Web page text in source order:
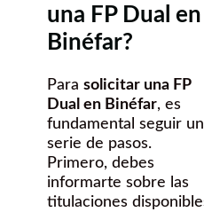
una FP Dual en
Binéfar?
Para solicitar una FP
Dual en Binéfar, es
fundamental seguir
serie de pasos.
Primero, debes
informarte sobre las
titulaciones